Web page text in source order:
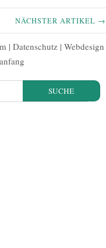
NÄCHSTER ARTIKEL →
| Datenschutz | Webdesign
SUCHE